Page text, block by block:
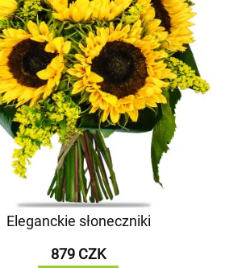
Eleganckie słoneczniki
879 CZK